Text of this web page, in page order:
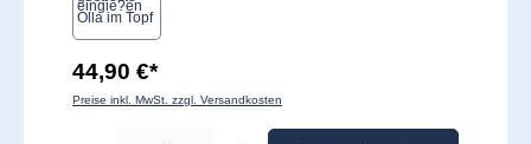
44,90 €*
Preise inkl. MwSt. zzgl. Versandkosten
Produkt Anzahl: Gib den gewünschten Wert ein oder benutze die Schaltflächen